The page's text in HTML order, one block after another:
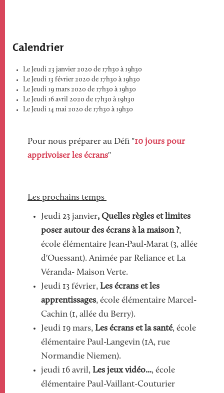
Calendrier
Le Jeudi 23 janvier 2020 de 17h30 à 19h30
Le Jeudi 13 février 2020 de 17h30 à 19h30
Le Jeudi 19 mars 2020 de 17h30 à 19h30
Le Jeudi 16 avril 2020 de 17h30 à 19h30
Le Jeudi 14 mai 2020 de 17h30 à 19h30
Pour nous préparer au Défi "10 jours pour
apprivoiser les écrans"
Les prochains temps
Jeudi 23 janvier, Quelles règles et limites
poser autour des écrans à la maison ?,
école élémentaire Jean-Paul-Marat (3, allée
d'Ouessant). Animée par Reliance et La
Véranda- Maison Verte.
Jeudi 13 février, Les écrans et les
apprentissages, école élémentaire Marcel-
Cachin (1, allée du Berry).
Jeudi 19 mars, Les écrans et la santé, école
élémentaire Paul-Langevin (1A, rue
Normandie Niemen).
jeudi 16 avril, Les jeux vidéo..., école
élémentaire Paul-Vaillant-Couturier